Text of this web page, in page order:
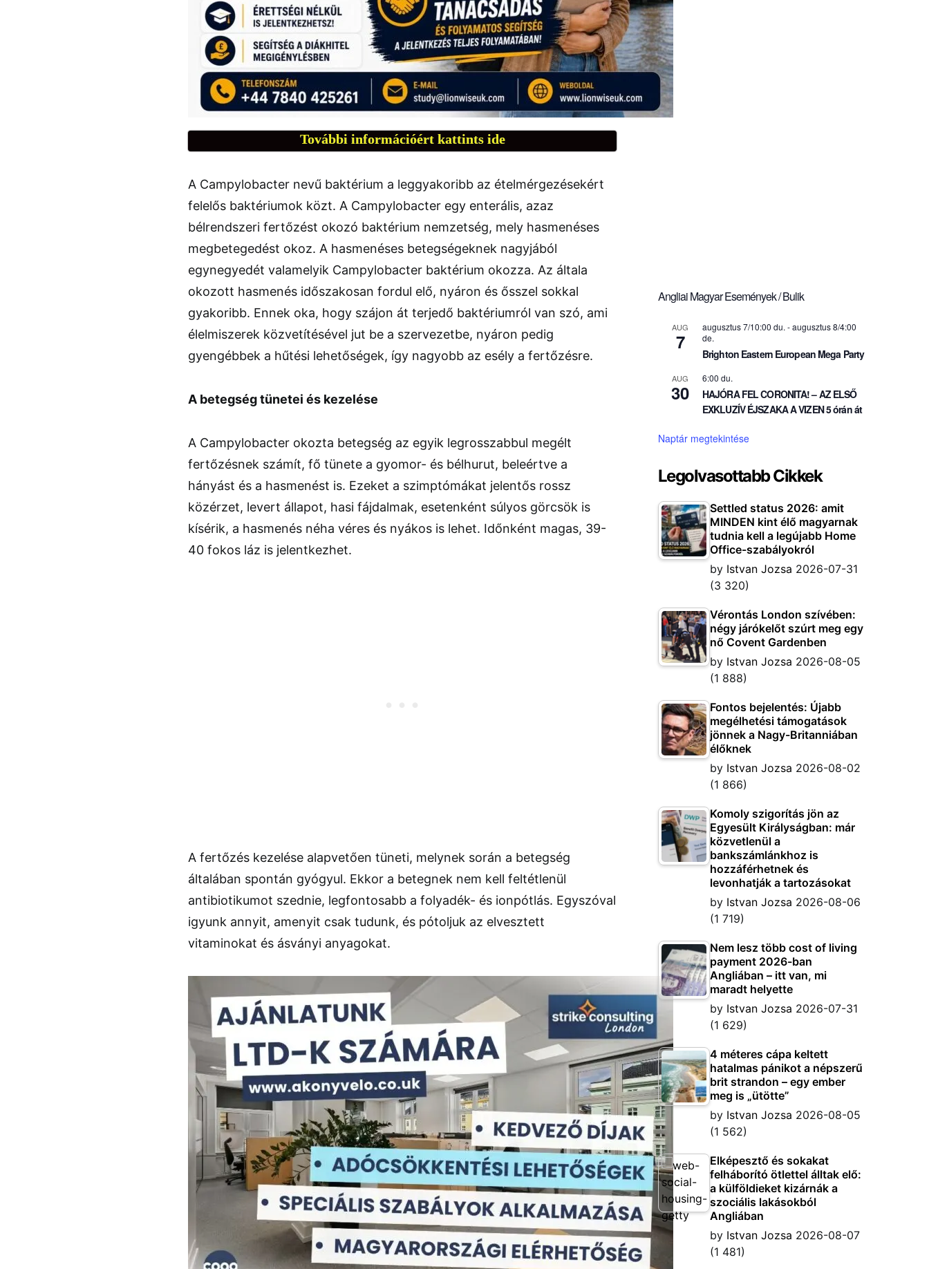
További információért kattints ide
A Campylobacter nevű baktérium a leggyakoribb az ételmérgezésekért
felelős baktériumok közt. A Campylobacter egy enterális, azaz
bélrendszeri fertőzést okozó baktérium nemzetség, mely hasmenéses
megbetegedést okoz. A hasmenéses betegségeknek nagyjából
egynegyedét valamelyik Campylobacter baktérium okozza. Az általa
okozott hasmenés időszakosan fordul elő, nyáron és ősszel sokkal
gyakoribb. Ennek oka, hogy szájon át terjedő baktériumról van szó, ami
élelmiszerek közvetítésével jut be a szervezetbe, nyáron pedig
gyengébbek a hűtési lehetőségek, így nagyobb az esély a fertőzésre.
A betegség tünetei és kezelése
A Campylobacter okozta betegség az egyik legrosszabbul megélt
fertőzésnek számít, fő tünete a gyomor- és bélhurut, beleértve a
hányást és a hasmenést is. Ezeket a szimptómákat jelentős rossz
közérzet, levert állapot, hasi fájdalmak, esetenként súlyos görcsök is
kísérik, a hasmenés néha véres és nyákos is lehet. Időnként magas, 39-
40 fokos láz is jelentkezhet.
A fertőzés kezelése alapvetően tüneti, melynek során a betegség
általában spontán gyógyul. Ekkor a betegnek nem kell feltétlenül
antibiotikumot szednie, legfontosabb a folyadék- és ionpótlás. Egyszóval
igyunk annyit, amenyit csak tudunk, és pótoljuk az elvesztett
vitaminokat és ásványi anyagokat.
Angliai Magyar Események / Bulik
AUG
7
augusztus 7/10:00 du. -augusztus 8/4:00
de.
Brighton Eastern European Mega Party
AUG
30
6:00 du.
HAJÓRA FEL CORONITA! – AZ ELSŐ
EXKLUZÍV ÉJSZAKA A VIZEN 5 órán át
Naptár megtekintése
Legolvasottabb Cikkek
Settled status 2026: amit
MINDEN kint élő magyarnak
tudnia kell a legújabb Home
Office-szabályokról
by Istvan Jozsa 2026-07-31
(3 320)
Vérontás London szívében:
négy járókelőt szúrt meg egy
nő Covent Gardenben
by Istvan Jozsa 2026-08-05
(1 888)
Fontos bejelentés: Újabb
megélhetési támogatások
jönnek a Nagy-Britanniában
élőknek
by Istvan Jozsa 2026-08-02
(1 866)
Komoly szigorítás jön az
Egyesült Királyságban: már
közvetlenül a
bankszámlánkhoz is
hozzáférhetnek és
levonhatják a tartozásokat
by Istvan Jozsa 2026-08-06
(1 719)
Nem lesz több cost of living
payment 2026-ban
Angliában – itt van, mi
maradt helyette
by Istvan Jozsa 2026-07-31
(1 629)
4 méteres cápa keltett
hatalmas pánikot a népszerű
brit strandon – egy ember
meg is „ütötte”
by Istvan Jozsa 2026-08-05
(1 562)
Elképesztő és sokakat
felháborító ötlettel álltak elő:
a külföldieket kizárnák a
szociális lakásokból
Angliában
by Istvan Jozsa 2026-08-07
(1 481)